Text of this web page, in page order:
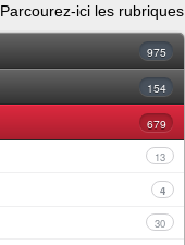
Parcourez-ici les rubriques
975
154
679
13
4
30